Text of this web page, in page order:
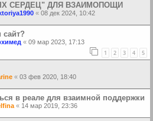
СЕРДЕЦ" ДЛЯ ВЗАИМОПОЩИ
« 08 дек 2024, 10:42
сайт?
« 09 мар 2023, 17:13
1 2 3 4 5
« 03 фев 2020, 18:40
в реале для взаимной поддержки
« 14 мар 2019, 23:36